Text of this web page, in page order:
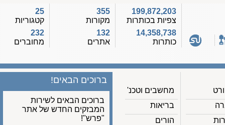
199,872,203
צפיות בכותרות
14,358,738
כותרות
355
מקורות
132
אתרים
קטגוריות
232
מחוברים
מחשבים וטכנ'
בריאות
הורים
ברוכים הבאים!
ברוכים הבאים לשירות
המבזקים החדש של אתר
"פרש"!